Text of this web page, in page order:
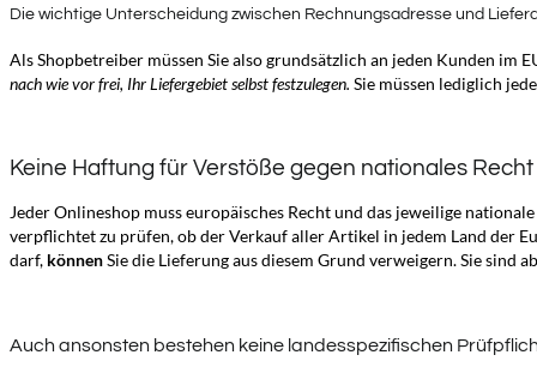
Die wichtige Unterscheidung zwischen Rechnungsadresse und
Als Shopbetreiber müssen Sie also grundsätzlich an jeden Kunden im
nach wie vor frei, Ihr Liefergebiet selbst festzulegen. Sie müssen lediglich
Keine Haftung für Verstöße gegen nationales
Jeder Onlineshop muss europäisches Recht und das jeweilige
verpflichtet zu prüfen, ob der Verkauf aller Artikel in jedem Land der
darf, könnenSie die Lieferung aus diesem Grund verweigern. Sie
Auch ansonsten bestehen keine landesspezifischen